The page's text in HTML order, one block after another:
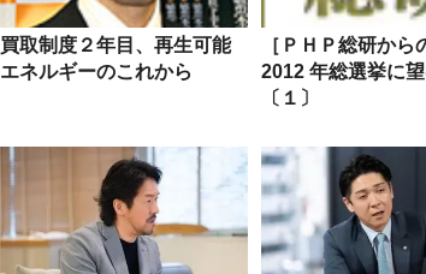
買取制度２年目、再生可能
エネルギーのこれから
［ＰＨＰ総研から
2012 年総選挙に
〔１〕